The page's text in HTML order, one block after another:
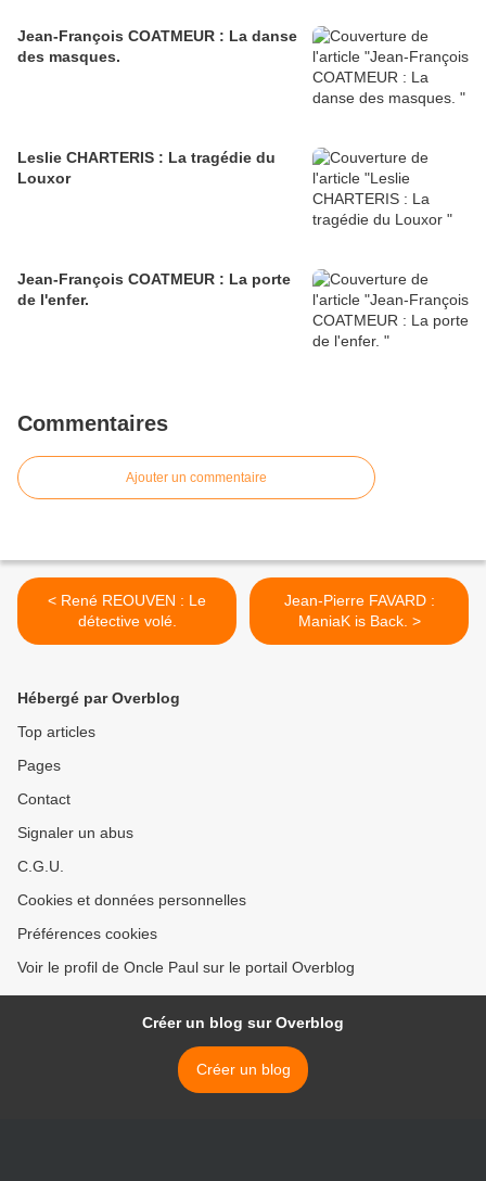
Jean-François COATMEUR : La danse
des masques.
Leslie CHARTERIS : La tragédie du
Louxor
Jean-François COATMEUR : La porte
de l'enfer.
Commentaires
Ajouter un commentaire
< René REOUVEN : Le
détective volé.
Jean-Pierre FAVARD :
ManiaK is Back. >
Hébergé par Overblog
Top articles
Pages
Contact
Signaler un abus
C.G.U.
Cookies et données personnelles
Préférences cookies
Voir le profil de Oncle Paul sur le portail Overblog
Créer un blog sur Overblog
Créer un blog